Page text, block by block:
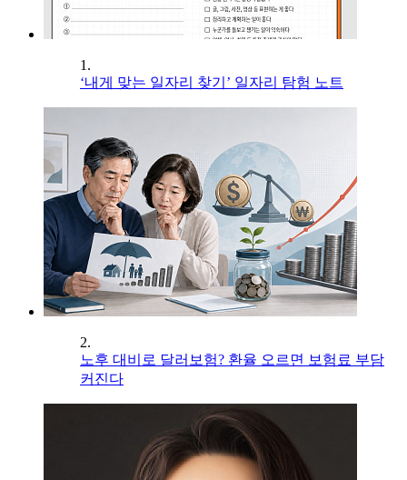
1.
‘내게 맞는 일자리 찾기’ 일자리 탐험 노트
2.
노후 대비로 달러보험? 환율 오르면 보험료 부담
커진다